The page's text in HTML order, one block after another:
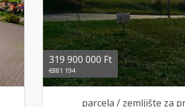
319 900 000 Ft
€881 194
parcela / zemljište za